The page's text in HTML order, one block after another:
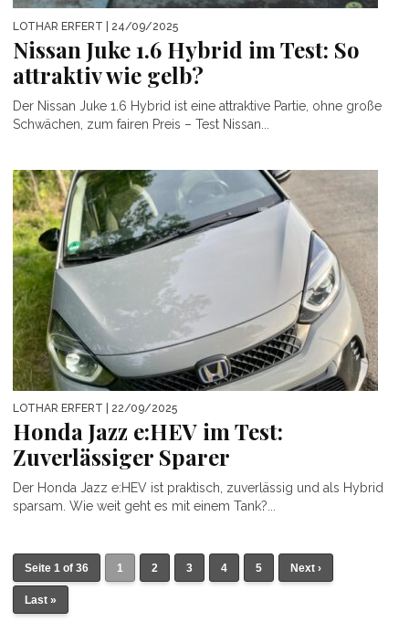
LOTHAR ERFERT | 24/09/2025
Nissan Juke 1.6 Hybrid im Test: So
attraktiv wie gelb?
Der Nissan Juke 1.6 Hybrid ist eine attraktive Partie, ohne große
Schwächen, zum fairen Preis – Test Nissan...
LOTHAR ERFERT | 22/09/2025
Honda Jazz e:HEV im Test:
Zuverlässiger Sparer
Der Honda Jazz e:HEV ist praktisch, zuverlässig und als Hybrid
sparsam. Wie weit geht es mit einem Tank?...
Seite 1 of 36 1 2 3 4 5 Next ›
Last »